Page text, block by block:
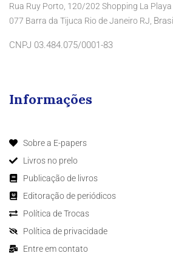
Rua Ruy Porto, 120/202 Shopping La
077 Barra da Tijuca Rio de Janeiro RJ, Brasil
CNPJ 03.484.075/0001-83
Informações
Sobre a E-papers
Livros no prelo
Publicação de livros
Editoração de periódicos
Política de Trocas
Política de privacidade
Entre em contato